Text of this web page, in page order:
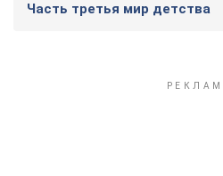
Часть третья мир детства